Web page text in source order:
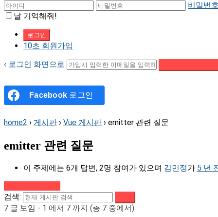
비밀번
날 기억해줘!
10초 회원가입
‹ 로그인 화면으로
Facebook 로그인
home2 › 게시판 › Vue 게시판 › emitter 관련 질문
emitter 관련 질문
이 주제에는 6개 답변, 2명 참여가 있으며 김민정가 5 년
검색:
7 글 보임 - 1 에서 7 까지 (총 7 중에서)